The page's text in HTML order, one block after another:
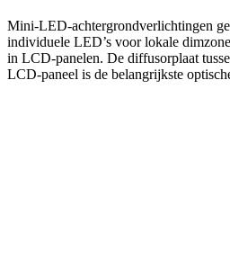
Mini-LED-achtergrondverlichtingen
individuele LED’s voor lokale
in LCD-panelen. De diffusorplaat
LCD-paneel is de belangrijkste